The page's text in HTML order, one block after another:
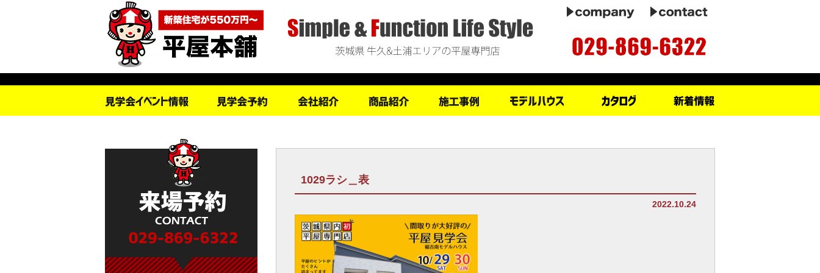
1029ラシ＿表
2022.10.24